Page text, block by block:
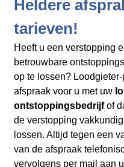
Heldere
tarieven!
Heeft u een verstopping
betrouwbare
op te lossen?
afspraak voor u met uw
ontstoppingsbedrijfof
de verstopping
lossen. Altijd tegen een
van de afspraak
vervolgens per mail aan